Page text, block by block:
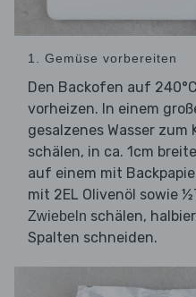
1. Gemüse vorbereiten
Den Backofen auf
vorheizen. In einem
gesalzenes Wasser zum
schälen, in ca. 1cm
auf einem mit
mit 2EL Olivenöl sowie
Zwiebeln schälen,
Spalten schneiden.